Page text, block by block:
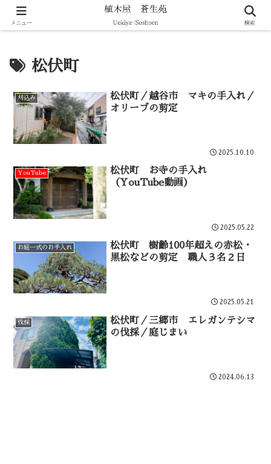
剪定・伐採・庭づくりなど暮らしの造園をサポート
松伏町
刈込み
松伏町／越谷市 マキの手入れ／
オリーブの剪定
2025.10.10
YouTube
松伏町 お寺の手入れ
（YouTube動画）
2025.05.22
お庭一式のお手入れ
松伏町 樹齢100年超えの赤松・
黒松などの剪定 職人３名２日
2025.05.21
伐採
松伏町／三郷市 エレガンテシマ
の伐採／庭じまい
2024.06.13
メニュー 検索